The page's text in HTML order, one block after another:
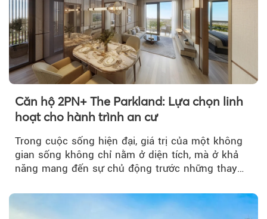
Căn hộ 2PN+ The Parkland: Lựa chọn linh
hoạt cho hành trình an cư
Trong cuộc sống hiện đại, giá trị của một không
gian sống không chỉ nằm ở diện tích, mà ở khả
năng mang đến sự chủ động trước những thay